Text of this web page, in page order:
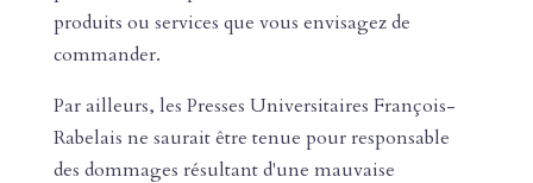
produits ou services que vous envisagez de
commander.
Par ailleurs, les Presses Universitaires François-
Rabelais ne saurait être tenue pour responsable
des dommages résultant d'une mauvaise